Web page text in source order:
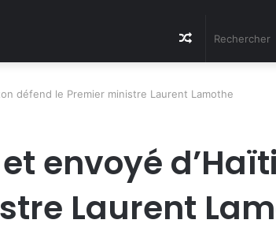
Article
défend le Premier ministre Laurent Lamothe
envoyé
Laurent